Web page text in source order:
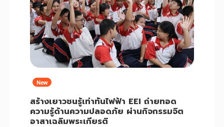
New
สร้างเยาวชนรู้เท่าทันไฟฟ้า EEI ถ่ายทอด
ความรู้ด้านความปลอดภัย ผ่านกิจกรรมจิต
อาสาเฉลิมพระเกียรติ